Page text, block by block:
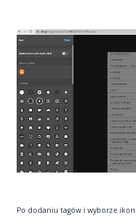
Po dodaniu tagów i wyborze